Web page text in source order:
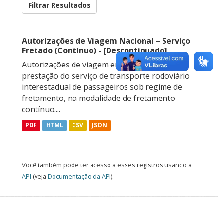
Filtrar Resultados
Autorizações de Viagem Nacional – Serviço
Fretado (Contínuo) - [Descontinuado]
Autorizações de viagem emitidas para a
prestação do serviço de transporte rodoviário
interestadual de passageiros sob regime de
fretamento, na modalidade de fretamento
contínuo....
PDF HTML CSV JSON
Você também pode ter acesso a esses registros usando a
API (veja Documentação da API).